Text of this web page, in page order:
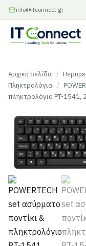
info@itconnect.gr
Αρχική σελίδα /
Πληκτρολόγια /
πληκτρολόγιο PT-1541,